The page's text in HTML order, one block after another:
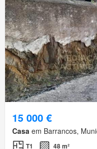
15 000 €
Casa em Barrancos,
T1 48 m²